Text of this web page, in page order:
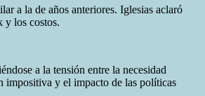
a la de años anteriores. Iglesias aclaró
y los costos.
a la tensión entre la necesidad
impositiva y el impacto de las políticas